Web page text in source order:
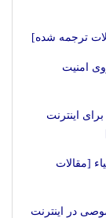
ترجمه شده]
امنیت
اینترنت
[مقالات
در اینترنت